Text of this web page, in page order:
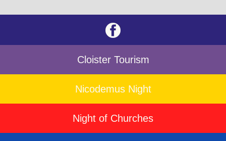
Cloister Tourism
Nicodemus Night
Night of Churches